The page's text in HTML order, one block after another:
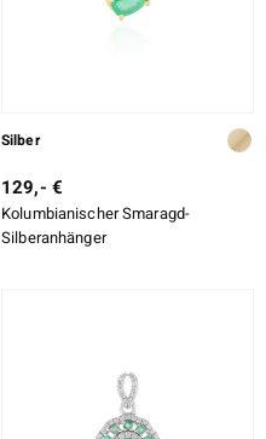
Silber
129,- €
Kolumbianischer Smaragd-
Silberanhänger